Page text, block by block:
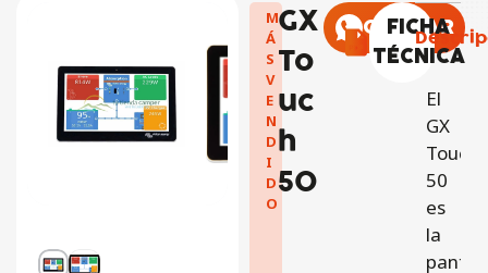
M
Á
S
V
E
N
D
I
D
O
GX
To
uc
h
50
COTIZAR
FICHA
TÉCNICA
El
GX
Touch
50
es
la